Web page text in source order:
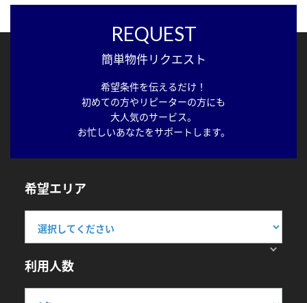
REQUEST
簡単物件リクエスト
希望条件を伝えるだけ！
初めての方やリピーターの方にも
大人気のサービス。
お忙しいあなたをサポートします。
希望エリア
利用人数